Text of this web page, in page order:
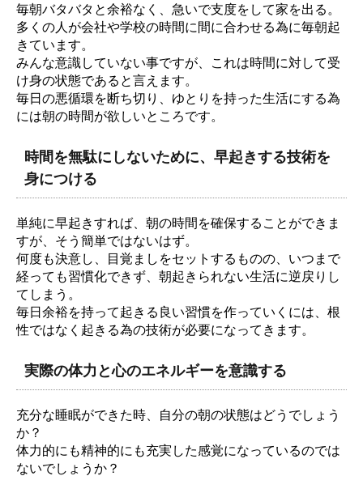
毎朝バタバタと余裕なく、急いで支度をして家を出る。
多くの人が会社や学校の時間に間に合わせる為に毎朝起
きています。
みんな意識していない事ですが、これは時間に対して受
け身の状態であると言えます。
毎日の悪循環を断ち切り、ゆとりを持った生活にする為
には朝の時間が欲しいところです。
時間を無駄にしないために、早起きする技術を
身につける
単純に早起きすれば、朝の時間を確保することができま
すが、そう簡単ではないはず。
何度も決意し、目覚ましをセットするものの、いつまで
経っても習慣化できず、朝起きられない生活に逆戻りし
てしまう。
毎日余裕を持って起きる良い習慣を作っていくには、根
性ではなく起きる為の技術が必要になってきます。
実際の体力と心のエネルギーを意識する
充分な睡眠ができた時、自分の朝の状態はどうでしょう
か？
体力的にも精神的にも充実した感覚になっているのでは
ないでしょうか？